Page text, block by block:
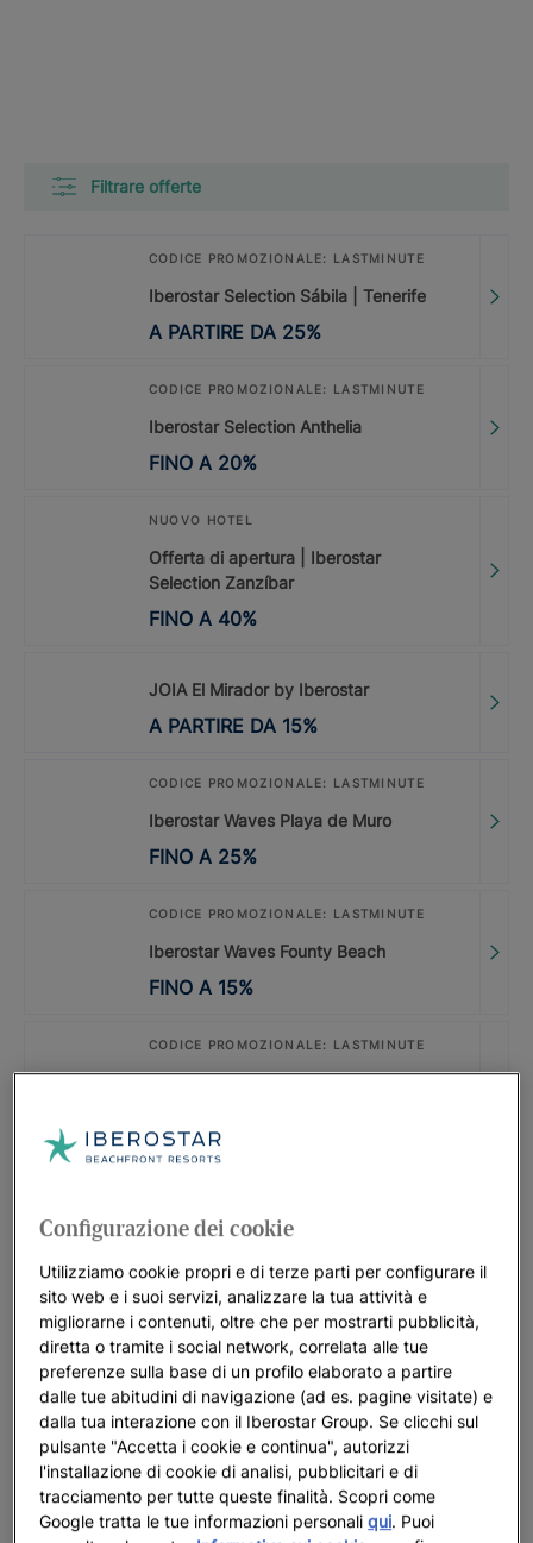
Filtrare offerte
CODICE PROMOZIONALE: LASTMINUTE
Iberostar Selection Sábila | Tenerife
A PARTIRE DA 25%
CODICE PROMOZIONALE: LASTMINUTE
Iberostar Selection Anthelia
FINO A 20%
NUOVO HOTEL
Offerta di apertura | Iberostar
Selection Zanzíbar
FINO A 40%
JOIA El Mirador by Iberostar
A PARTIRE DA 15%
CODICE PROMOZIONALE: LASTMINUTE
Iberostar Waves Playa de Muro
FINO A 25%
CODICE PROMOZIONALE: LASTMINUTE
Iberostar Waves Founty Beach
FINO A 15%
CODICE PROMOZIONALE: LASTMINUTE
Iberostar Selection Creta Marine
CODICE PROMOZIONALE: LISBOA26
Offerta speciale Lisbona 2026
FINO A 20%
CODICE PROMOZIONALE: LASTMINUTE
Iberostar Selection Marbella Coral
Beach
FINO A 20%
Configurazione dei cookie
Utilizziamo cookie propri e di terze parti per configurare il
sito web e i suoi servizi, analizzare la tua attività e
migliorarne i contenuti, oltre che per mostrarti pubblicità,
diretta o tramite i social network, correlata alle tue
preferenze sulla base di un profilo elaborato a partire
dalle tue abitudini di navigazione (ad es. pagine visitate) e
dalla tua interazione con il Iberostar Group. Se clicchi sul
pulsante "Accetta i cookie e continua", autorizzi
l'installazione di cookie di analisi, pubblicitari e di
tracciamento per tutte queste finalità. Scopri come
Google tratta le tue informazioni personaliqui. Puoi